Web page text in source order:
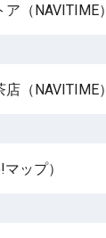
（NAVITIME）
（NAVITIME）
ップ）